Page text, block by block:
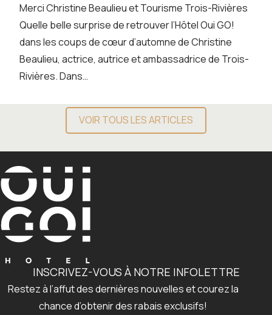
Merci Christine Beaulieu et Tourisme Trois-Rivières
Quelle belle surprise de retrouver l’Hôtel Oui GO!
dans les coups de cœur d’automne de Christine
Beaulieu, actrice, autrice et ambassadrice de Trois-
Rivières. Dans…
VOIR TOUS LES ARTICLES
INSCRIVEZ-VOUS À NOTRE INFOLETTRE
Restez à l’affut des dernières nouvelles et courez la
chance d’obtenir des rabais exclusifs!